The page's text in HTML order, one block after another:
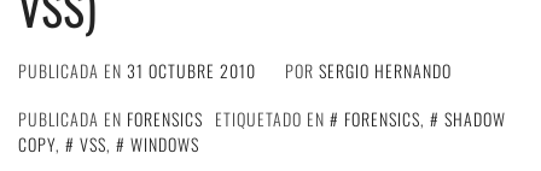
PUBLICADA EN 31 OCTUBRE 2010 POR SERGIO HERNANDO
PUBLICADA EN FORENSICS ETIQUETADO EN FORENSICS,
SHADOW
COPY, VSS,
WINDOWS